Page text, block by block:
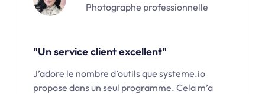
Photographe professionnelle
"Un service client excellent"
J’adore le nombre d’outils que systeme.io
propose dans un seul programme. Cela m’a